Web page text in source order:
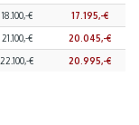
18.100,-€ 17.195,-€
21.100,-€ 20.045,-€
22.100,-€ 20.995,-€